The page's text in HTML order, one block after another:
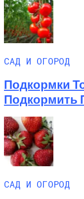
САД И ОГОРОД
Подкормки
Подкормить
САД И ОГОРОД